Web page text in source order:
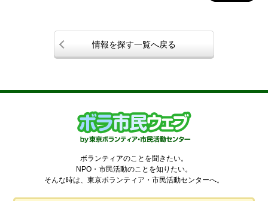
情報を探す一覧へ戻る
ボランティアのことを聞きたい。
NPO・市民活動のことを知りたい。
そんな時は、東京ボランティア・市民活動センターへ。